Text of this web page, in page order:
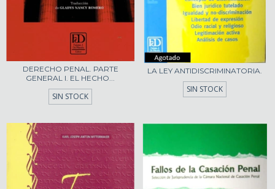
DERECHO PENAL. PARTE
GENERAL I. EL HECHO...
SIN STOCK
LA LEY ANTIDISCRIMINATORIA.
SIN STOCK